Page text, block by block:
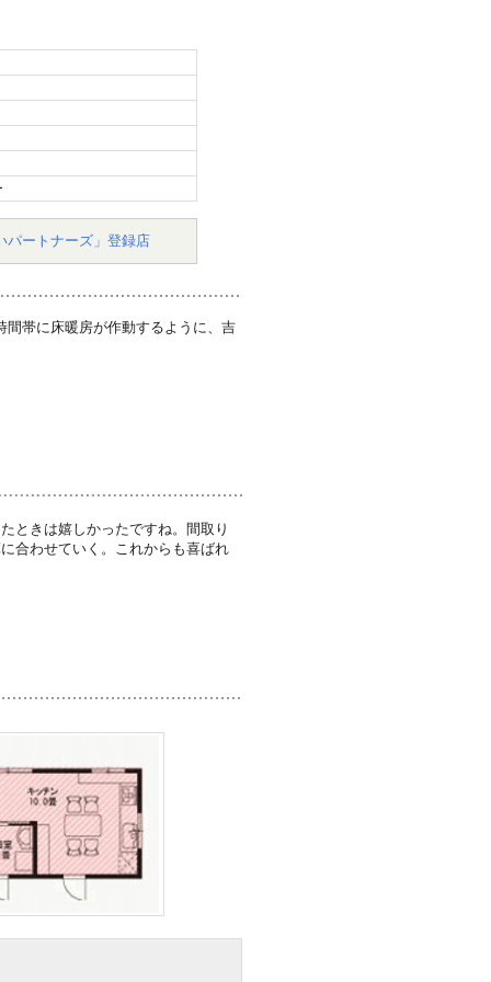
パートナーズ」登録店
帯に床暖房が作動するように、吉
ときは嬉しかったですね。間取り
合わせていく。これからも喜ばれ